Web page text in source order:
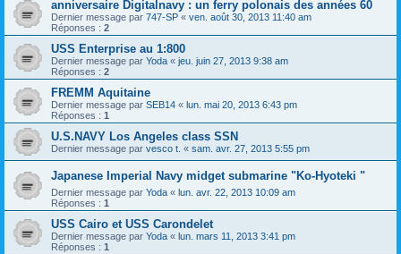
anniversaire Digitalnavy : un ferry polonais des années 60
Dernier message par 747-SP « ven. août 30, 2013 11:40 am
Réponses : 2
USS Enterprise au 1:800
Dernier message par Yoda « jeu. juin 27, 2013 9:38 am
Réponses : 2
FREMM Aquitaine
Dernier message par SEB14 « lun. mai 20, 2013 6:43 pm
Réponses : 1
U.S.NAVY Los Angeles class SSN
Dernier message par vesco t. « sam. avr. 27, 2013 5:55 pm
Japanese Imperial Navy midget submarine "Ko-Hyoteki "
Dernier message par Yoda « lun. avr. 22, 2013 10:09 am
Réponses : 1
USS Cairo et USS Carondelet
Dernier message par Yoda « lun. mars 11, 2013 3:41 pm
Réponses : 1